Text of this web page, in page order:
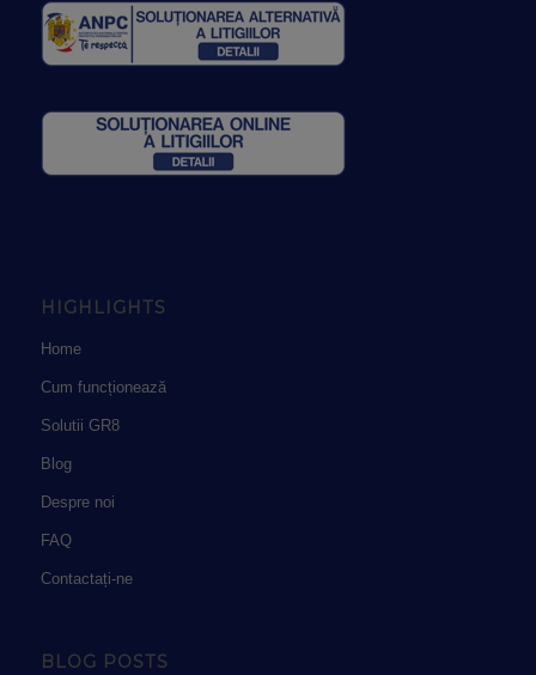
HIGHLIGHTS
Home
Cum funcționează
Solutii GR8
Blog
Despre noi
FAQ
Contactați-ne
BLOG POSTS